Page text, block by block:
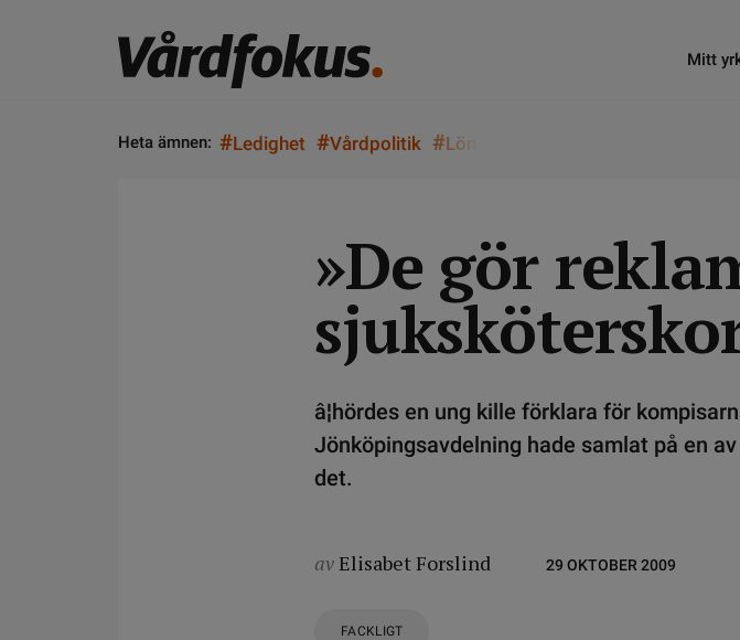
Mitt
Heta ämnen: #Ledighet #Vårdpolitik #Lön
»De gör
â¦hördes en ung kille förklara för
Jönköpingsavdelning hade samlat på en
det.
avElisabet Forslind 29 OKTOBER 2009
FACKLIGT